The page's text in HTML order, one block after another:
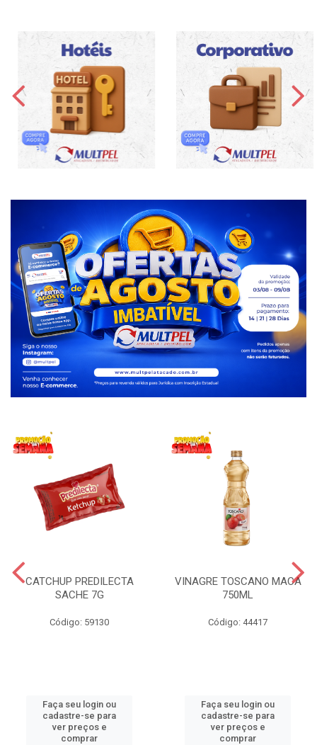
CATCHUP PREDILECTA
SACHE 7G
Código: 59130
Faça seu login ou
cadastre-se para
ver preços e
comprar
VINAGRE TOSCANO MACA
750ML
Código: 44417
Faça seu login ou
cadastre-se para
ver preços e
comprar